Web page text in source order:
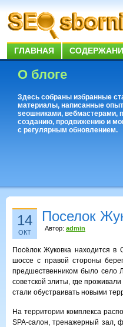
ГЛАВНАЯ
О блоге
Здесь собраны избранные
материалы, написанные
seoшниками, вебмастерами,
созданию, продвижению и
с регулярным обновлением.
14
ОКТ
Поселок
Автор: admin
Посёлок Жуковка находится в
шоссе с правой стороны
предшественником было село
советской элиты, где
стали обустраивать новыми
На территории комплекса
SPA-салон, тренажерный зал,